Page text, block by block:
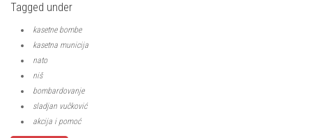
Tagged under
kasetne bombe
kasetna municija
nato
niš
bombardovanje
sladjan vučković
akcija i pomoć